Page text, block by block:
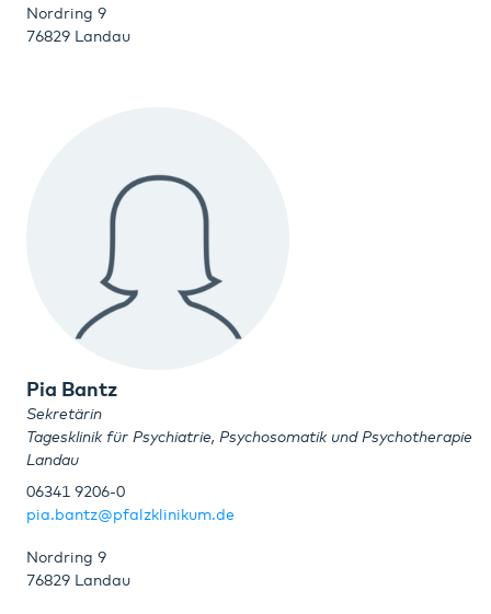
Nordring 9
76829 Landau
Pia Bantz
Sekretärin
Tagesklinik für Psychiatrie, Psychosomatik und Psychotherapie
Landau
06341 9206-0
pia.bantz@pfalzklinikum.de
Nordring 9
76829 Landau